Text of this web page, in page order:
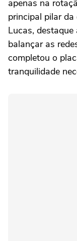
apenas na
principal pilar da
Lucas,
balançar as
completou o
tranquilidade